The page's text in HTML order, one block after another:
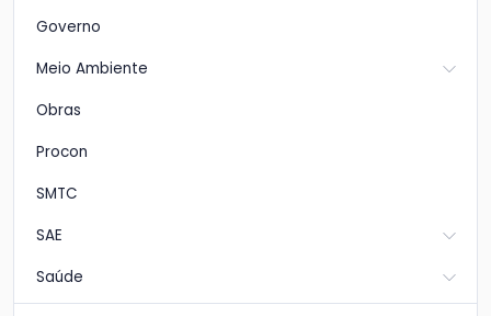
Governo
Meio Ambiente
Obras
Procon
SMTC
SAE
Saúde